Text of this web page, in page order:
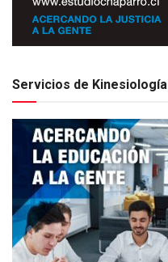
Servicios de Kinesiología